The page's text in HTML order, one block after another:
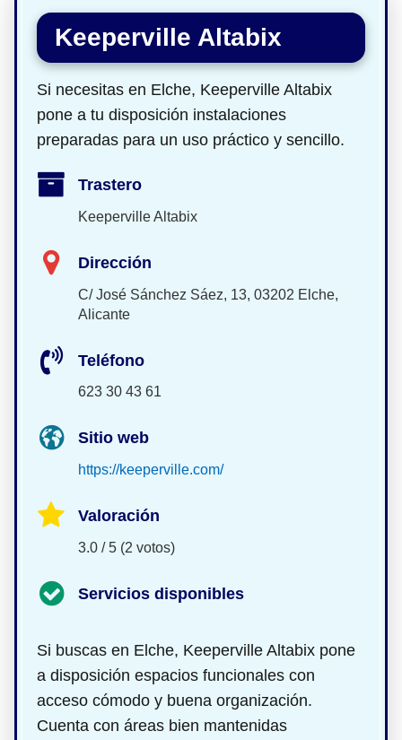
Keeperville Altabix
Si necesitas en Elche, Keeperville Altabix
pone a tu disposición instalaciones
preparadas para un uso práctico y sencillo.
Trastero
Keeperville Altabix
Dirección
C/ José Sánchez Sáez, 13, 03202 Elche,
Alicante
Teléfono
623 30 43 61
Sitio web
https://keeperville.com/
Valoración
3.0 / 5 (2 votos)
Servicios disponibles
Si buscas en Elche, Keeperville Altabix pone
a disposición espacios funcionales con
acceso cómodo y buena organización.
Cuenta con áreas bien mantenidas